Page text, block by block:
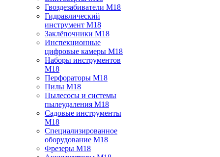
Гвоздезабиватели M18
Гидравлический
инструмент M18
Заклёпочники M18
Инспекционные
цифровые камеры M18
Наборы инструментов
M18
Перфораторы M18
Пилы M18
Пылесосы и системы
пылеудаления M18
Садовые инструменты
M18
Специализированное
оборудование M18
Фрезеры M18